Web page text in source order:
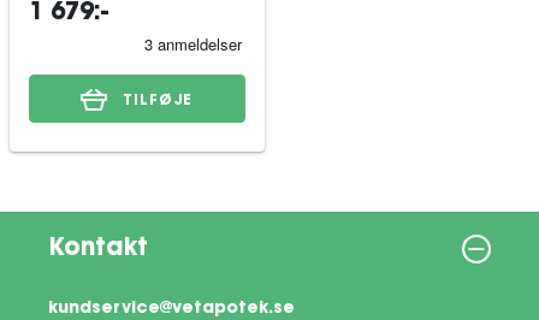
1 679:-
TILFØJE
Kontakt
kundservice@vetapotek.se